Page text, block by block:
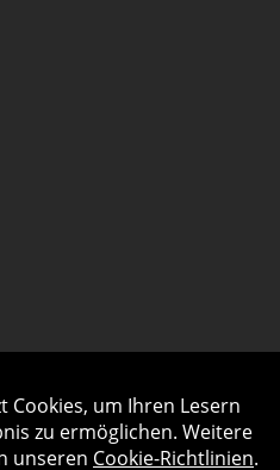
um Ihren Lesern
zu ermöglichen. Weitere
unseren Cookie-Richtlinien.
Auftrag widerrufen